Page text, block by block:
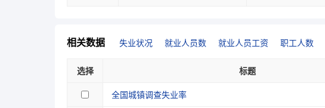
相关数据 失业状况 就业人员数 就业人员工资 职工人数
选择 标题
全国城镇调查失业率